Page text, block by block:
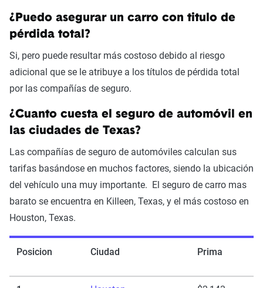
¿Puedo asegurar un carro con titulo de
pérdida total?
Si, pero puede resultar más costoso debido al riesgo
adicional que se le atribuye a los títulos de pérdida total
por las compañías de seguro.
¿Cuanto cuesta el seguro de automóvil en
las ciudades de Texas?
Las compañías de seguro de automóviles calculan sus
tarifas basándose en muchos factores, siendo la ubicación
del vehículo una muy importante. El seguro de carro mas
barato se encuentra en Killeen, Texas, y el más costoso en
Houston, Texas.
Posicion Ciudad Prima